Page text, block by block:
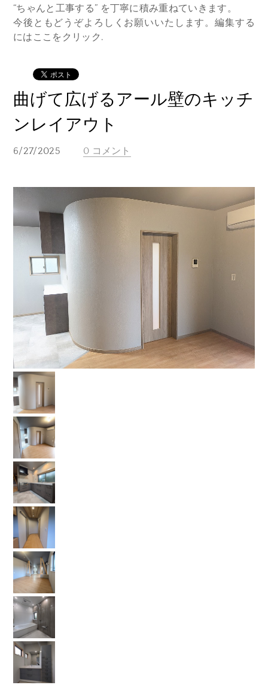
“ちゃんと工事する” を丁寧に積み重ねていきます。
今後ともどうぞよろしくお願いいたします。編集する
にはここをクリック.
曲げて広げるアール壁のキッチ
ンレイアウト
6/27/2025 0 コメント